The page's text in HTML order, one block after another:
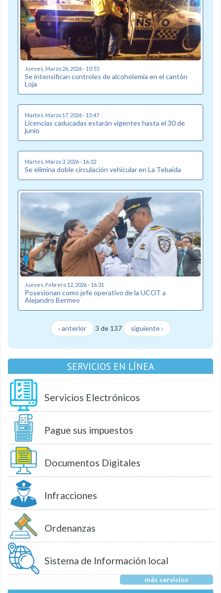
Jueves, Marzo 26, 2026 - 10:53
Se intensifican controles de alcoholemia en el cantón
Loja
Martes, Marzo 17, 2026 - 15:47
Licencias caducadas estarán vigentes hasta el 30 de
junio
Martes, Marzo 3, 2026 - 16:32
Se elimina doble circulación vehicular en La Tebaida
Jueves, Febrero 12, 2026 - 16:31
Posesionan como jefe operativo de la UCOT a
Alejandro Bermeo
‹ anterior 3 de 137 siguiente ›
SERVICIOS EN LÍNEA
Servicios Electrónicos
Pague sus impuestos
Documentos Digitales
Infracciones
Ordenanzas
Sistema de Información local
más servicios